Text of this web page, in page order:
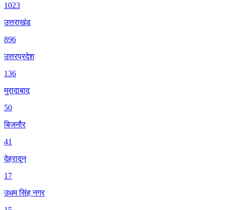
1023
उत्तराखंड
896
उत्तरप्रदेश
136
मुरादाबाद
50
बिजनौर
41
देहरादून
17
उधम सिंह नगर